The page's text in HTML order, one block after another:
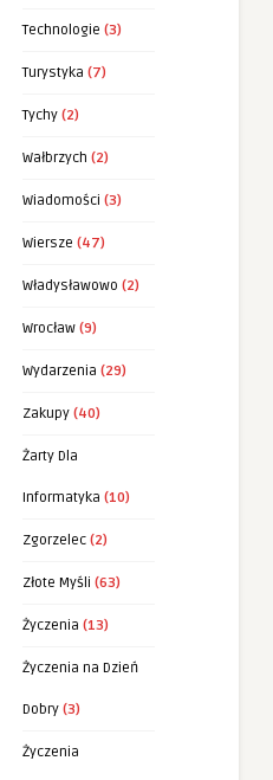
Technologie (3)
Turystyka (7)
Tychy (2)
Wałbrzych (2)
Wiadomości (3)
Wiersze (47)
Władysławowo (2)
Wrocław (9)
Wydarzenia (29)
Zakupy (40)
Żarty Dla
Informatyka (10)
Zgorzelec (2)
Złote Myśli (63)
Życzenia (13)
Życzenia na Dzień
Dobry (3)
Życzenia